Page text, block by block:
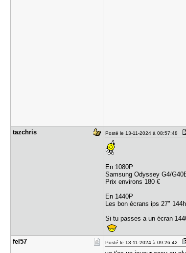
tazchris Posté le 13-11-2024 à 08:57:48
En 1080P
Samsung Odyssey G4/
Prix environs 180 €
En 1440P
Les bon écrans ips 27"
Si tu passes a un écran
fel57 Posté le 13-11-2024 à 09:26:42